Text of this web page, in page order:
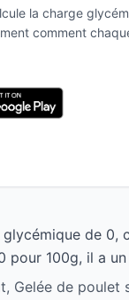
la charge
comment
de 0,
pour 100g, il a
Gelée de